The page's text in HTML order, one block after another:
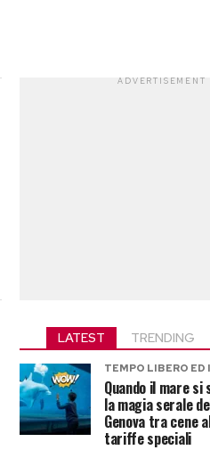
ADVERTISEMENT
LATEST TRENDING
TEMPO LIBERO ED
Quando il mare
la magia serale
Genova tra cene
tariffe speciali